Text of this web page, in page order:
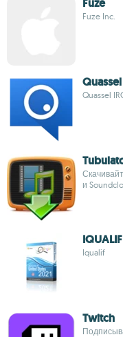
Fuze
Fuze Inc.
Quassel
и
Iqualif
Twitch